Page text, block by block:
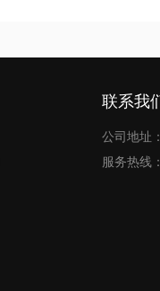
联系我
公司地址
服务热线